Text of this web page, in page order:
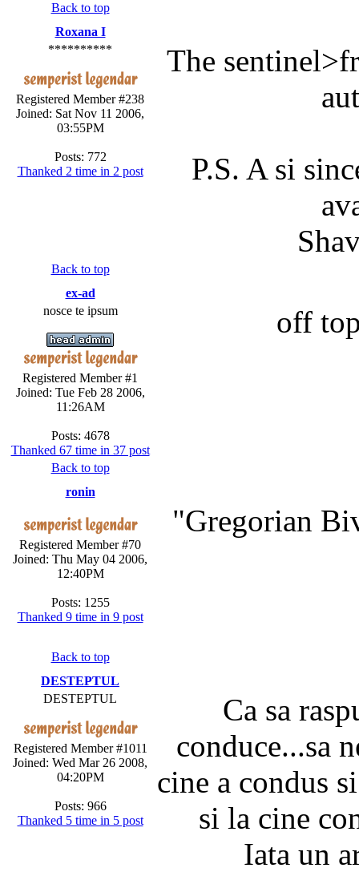
Back to top
Roxana I
**********
Registered Member #238
Joined: Sat Nov 11 2006,
03:55PM
Posts: 772
Thanked 2 time in 2 post
The
P.S. A si
Back to top
ex-ad
nosce te ipsum
Registered Member #1
Joined: Tue Feb 28 2006,
11:26AM
Posts: 4678
Thanked 67 time in 37 post
off
Back to top
ronin
Registered Member #70
Joined: Thu May 04 2006,
12:40PM
Posts: 1255
Thanked 9 time in 9 post
"Gregorian
Back to top
DESTEPTUL
DESTEPTUL
Registered Member #1011
Joined: Wed Mar 26 2008,
04:20PM
Posts: 966
Thanked 5 time in 5 post
Ca sa
conduce...sa
cine a condus
si la cine
Iata un